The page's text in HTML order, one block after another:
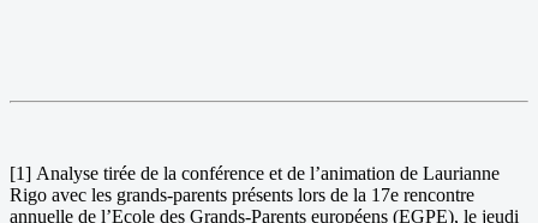
[1] Analyse tirée de la conférence et de l’animation de Laurianne
Rigo avec les grands-parents présents lors de la 17e rencontre
annuelle de l’Ecole des Grands-Parents européens (EGPE), le jeudi